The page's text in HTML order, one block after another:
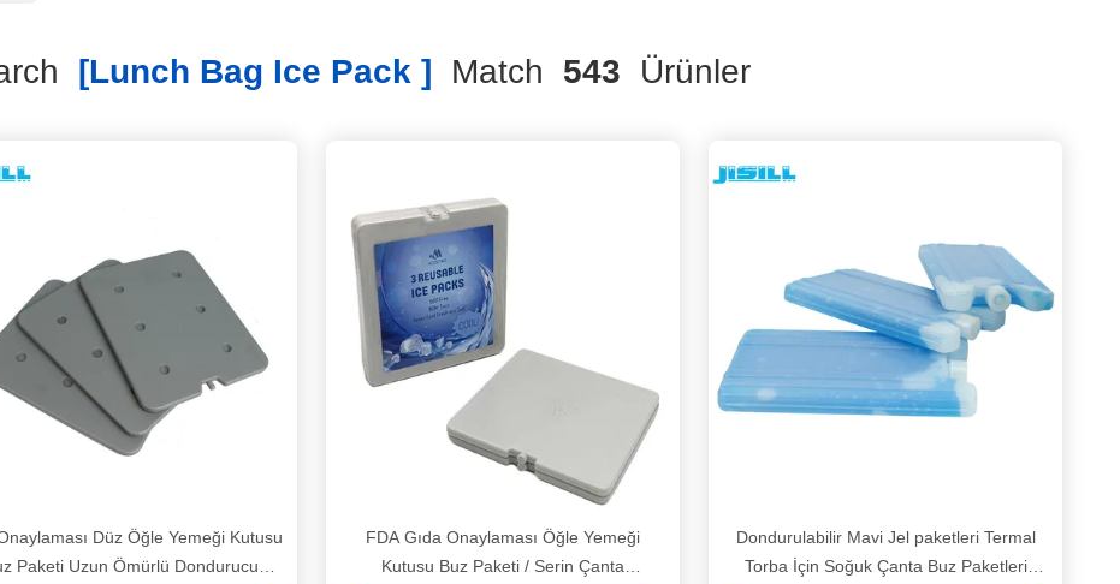
[lunch Bag Ice Pack ] Match 543 Ürünler
Düz ​​Öğle Yemeği Kutusu
Paketi Uzun Ömürlü Dondurucu
FDA Gıda Onaylaması Öğle Yemeği
Kutusu Buz Paketi / Serin Çanta
Dondurulabilir Mavi Jel paketleri Termal
Torba İçin Soğuk Çanta Buz Paketleri